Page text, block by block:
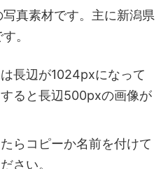
真素材です。主に新潟県
。
長辺が1024pxになって
ると長辺500pxの画像が
らコピーか名前を付けて
さい。